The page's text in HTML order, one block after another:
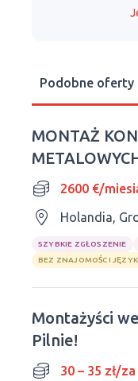
Podobne oferty
MONTAŻ
2600 €/
Holandia,
SZYBKIE ZGŁOSZENIE
BEZ ZNAJOMOŚCI
Montażyści
Pilnie!
30 – 35 zł/